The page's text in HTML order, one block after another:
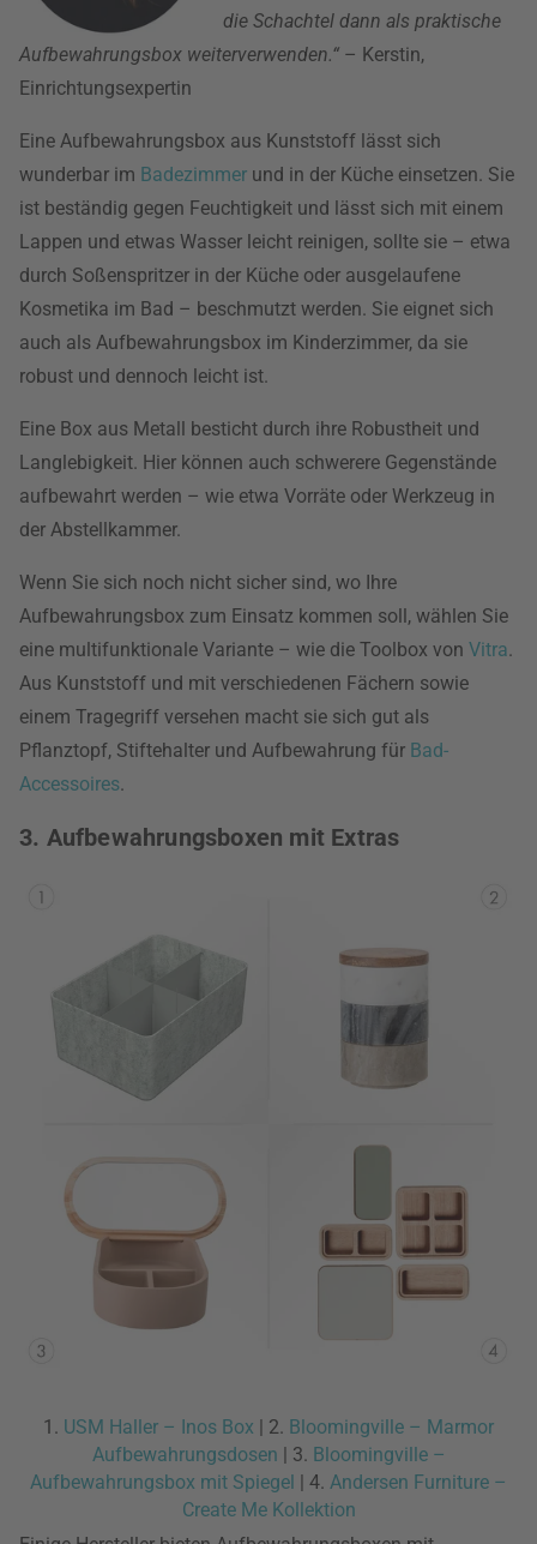
die Schachtel dann als praktische
Aufbewahrungsbox weiterverwenden.“ – Kerstin,
Einrichtungsexpertin
Eine Aufbewahrungsbox aus Kunststoff lässt sich
wunderbar im Badezimmer und in der Küche einsetzen. Sie
ist beständig gegen Feuchtigkeit und lässt sich mit einem
Lappen und etwas Wasser leicht reinigen, sollte sie – etwa
durch Soßenspritzer in der Küche oder ausgelaufene
Kosmetika im Bad – beschmutzt werden. Sie eignet sich
auch als Aufbewahrungsbox im Kinderzimmer, da sie
robust und dennoch leicht ist.
Eine Box aus Metall besticht durch ihre Robustheit und
Langlebigkeit. Hier können auch schwerere Gegenstände
aufbewahrt werden – wie etwa Vorräte oder Werkzeug in
der Abstellkammer.
Wenn Sie sich noch nicht sicher sind, wo Ihre
Aufbewahrungsbox zum Einsatz kommen soll, wählen Sie
eine multifunktionale Variante – wie die Toolbox von Vitra.
Aus Kunststoff und mit verschiedenen Fächern sowie
einem Tragegriff versehen macht sie sich gut als
Pflanztopf, Stiftehalter und Aufbewahrung für Bad-
Accessoires.
3. Aufbewahrungsboxen mit Extras
1. USM Haller – Inos Box | 2. Bloomingville – Marmor
Aufbewahrungsdosen | 3. Bloomingville –
Aufbewahrungsbox mit Spiegel | 4. Andersen Furniture –
Create Me Kollektion